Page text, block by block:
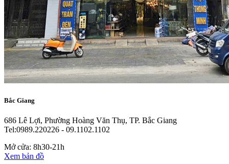
Bắc Giang
686 Lê Lợi, Phường Hoàng Văn Thụ, TP. Bắc Giang
Tel:0989.220226 - 09.1102.1102
Mở cửa: 8h30-21h
Xem bản đồ